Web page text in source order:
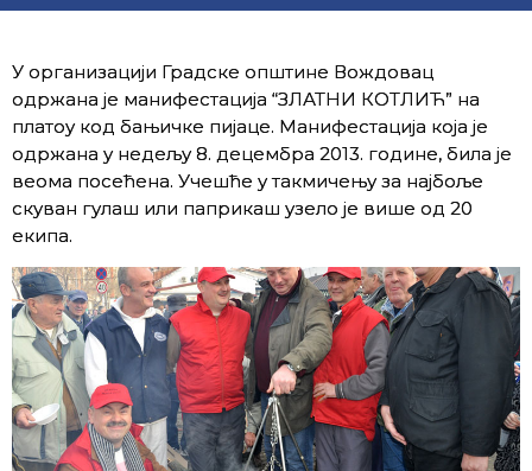
У организацији Градске општине Вождовац
одржана је манифестација “ЗЛАТНИ КОТЛИЋ” на
платоу код бањичке пијацe. Манифестација којa je
одржана у недељу 8. децембра 2013. године, била је
веома посећена. Учешће у такмичењу за најбоље
скуван гулаш или паприкаш узело је више од 20
екипа.